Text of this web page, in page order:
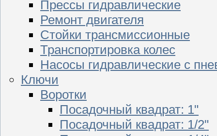
Прессы гидравлические
Ремонт двигателя
Стойки трансмиссионные
Транспортировка колес
Насосы гидравлические с
Ключи
Воротки
Посадочный квадрат: 1"
Посадочный квадрат: 1/2"